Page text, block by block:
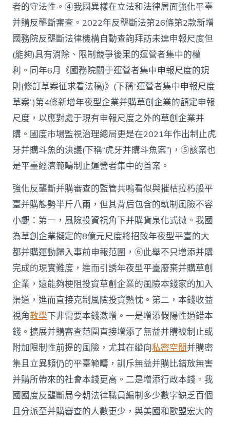
者的守法性。④我國異樣在立法和法律層面強化平臺
并購反壟斷審查。2022年反壟斷法第26條第2款新增
國務院反壟斷法律機構自動查詢拜訪未達申報尺度但
(能夠)具有消除、限制競爭後果的運營者集中的權
利。同年6月《國務院關于運營者集中申報尺度的規
則(修訂草案征求看法稿)》(下稱“運營者集中申報尺度
草案”)第4條新增年夜型企業并購草創企業的額定申報
尺度，以應對處于現有申報尺度之外的草創企業并
購。國度市場監視治理總局更是在2021年作出制止虎
牙并購斗魚的決議(下稱“虎牙并購斗魚案”)，⑤該案也
是平臺經濟範疇制止運營者集中的首案。
強化反壟斷并購審查的監管共鳴看似與摧枯拉朽般平
臺并購態勢半斤八兩，但其背后包含的軌制風險不容
小覷：第一，風險投資視角下并購貨泉化式微。我國
為草創企業擬定的8億元尺度將招致年夜型平臺的大
都并購運動歸入事前申報范圍，⑥此舉不只增添并購
完成的現實難度，進而引誘年夜型平臺廢棄并購草創
企業，還能夠梗阻投資草創企業的風險本錢家的加入
渠道，進而直接克制風險投資熱忱。第二，本錢收益
視角教學下非需要本錢激增。一是增添假陽性過錯本
錢。擴展并購審查范圍直接增添了無益并購被制止或
附加限制性前提的風險，尤其在縱向私密空間并購密
集且立異頻仍的平臺範疇，訓斥無益并購比錯放無害
并購所帶來的社會本錢更高。二是增添行政本錢。我
國國度反壟斷局今朝法律職員編制多少數字缺乏百個
且分派至并購審查的人數更少，與美國和歐盟宏大的